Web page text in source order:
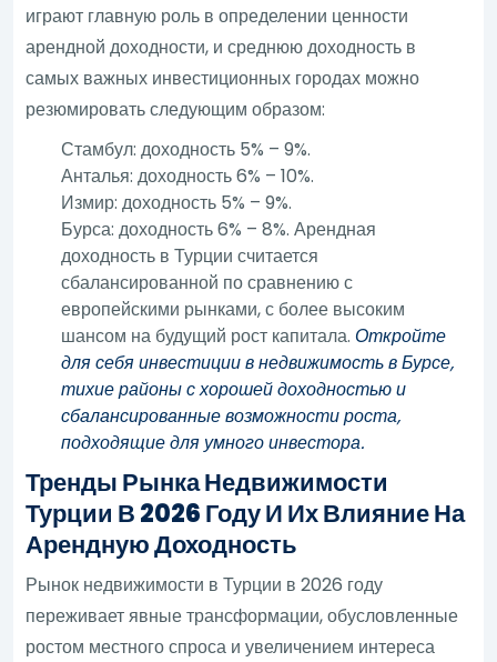
играют главную роль в определении ценности
арендной доходности, и среднюю доходность в
самых важных инвестиционных городах можно
резюмировать следующим образом:
Стамбул: доходность 5% – 9%.
Анталья: доходность 6% – 10%.
Измир: доходность 5% – 9%.
Бурса: доходность 6% – 8%. Арендная
доходность в Турции считается
сбалансированной по сравнению с
европейскими рынками, с более высоким
шансом на будущий рост капитала.Откройте
для себя инвестиции в недвижимость в Бурсе,
тихие районы с хорошей доходностью и
сбалансированные возможности роста,
подходящие для умного инвестора.
Тренды Рынка Недвижимости
Турции В 2026 Году И Их Влияние На
Арендную Доходность
Рынок недвижимости в Турции в 2026 году
переживает явные трансформации, обусловленные
ростом местного спроса и увеличением интереса